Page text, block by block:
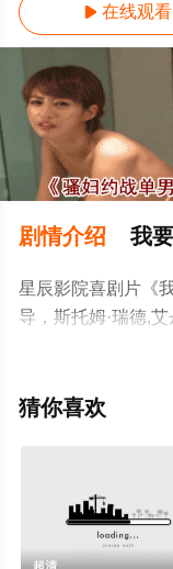
 在线观看
剧情介绍 我
星辰影院喜剧片《
导，斯托姆·瑞德,艾
尔,Adam,Sandler,
赫利希,艾比·万·李,
瓣电影、电视猫或
猜你喜欢
超清